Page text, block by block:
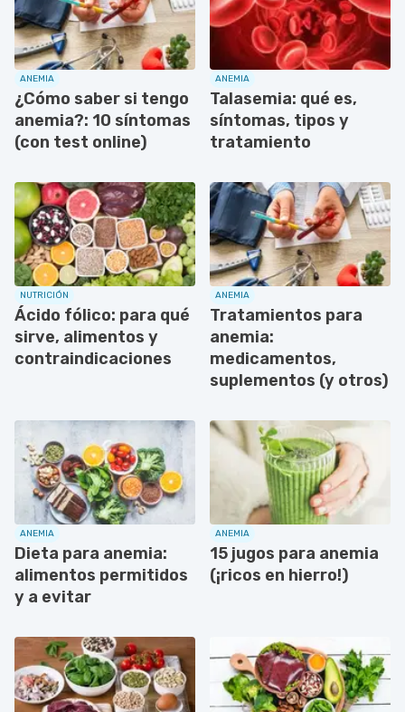
ANEMIA
¿Cómo saber si tengo
anemia?: 10 síntomas
(con test online)
ANEMIA
Talasemia: qué es,
síntomas, tipos y
tratamiento
NUTRICIÓN
Ácido fólico: para qué
sirve, alimentos y
contraindicaciones
ANEMIA
Tratamientos para
anemia:
medicamentos,
suplementos (y otros)
ANEMIA
Dieta para anemia:
alimentos permitidos
y a evitar
ANEMIA
15 jugos para anemia
(¡ricos en hierro!)